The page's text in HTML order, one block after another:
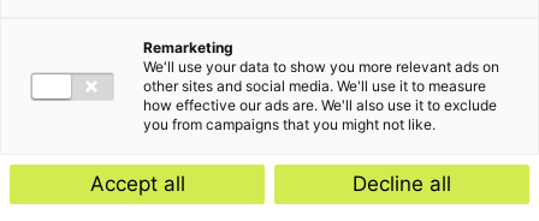
Remarketing
We'll use your data to show you more relevant ads on
other sites and social media. We'll use it to measure
how effective our ads are. We'll also use it to exclude
you from campaigns that you might not like.
Accept all Decline all